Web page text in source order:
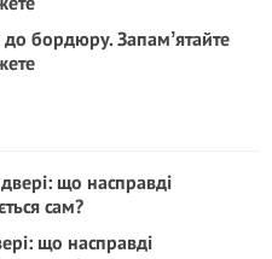
бордюру. Запамʼятайте
що насправді